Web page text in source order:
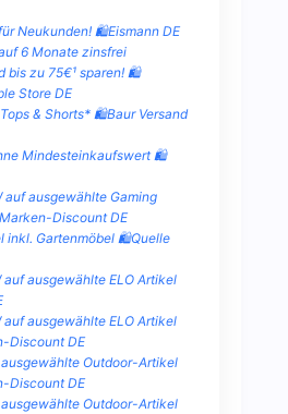
Neukunden! 🛍️Eismann DE
6 Monate zinsfrei
bis zu 75€¹ sparen! 🛍️
Store DE
& Shorts* 🛍️Baur Versand
Mindesteinkaufswert 🛍️
auf ausgewählte Gaming
Discount DE
inkl. Gartenmöbel 🛍️Quelle
auf ausgewählte ELO Artikel
auf ausgewählte ELO Artikel
Discount DE
ausgewählte Outdoor-Artikel
Discount DE
ausgewählte Outdoor-Artikel